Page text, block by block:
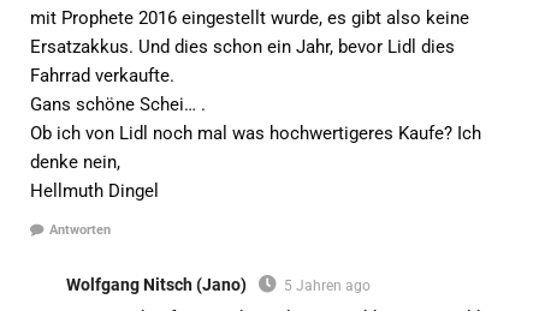
mit Prophete 2016 eingestellt wurde, es gibt also keine
Ersatzakkus. Und dies schon ein Jahr, bevor Lidl dies
Fahrrad verkaufte.
Gans schöne Schei… .
Ob ich von Lidl noch mal was hochwertigeres Kaufe? Ich
denke nein,
Hellmuth Dingel
Antworten
Wolfgang Nitsch (Jano) 5 Jahren ago